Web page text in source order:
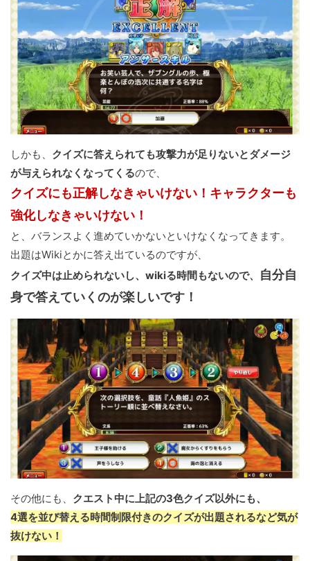
しかも、 クイズに答えられても攻撃力が足りないとダメージ
が与えられなくなってくるので、
クイズにも正解しなきゃいけない！キャラクターも
強化しなきゃいけない！
と、バランスよく進めていかないといけなくなってきます。
出題はWikiとかに答え出ているのですが、
クイズ中は止められないし、wikiる時間もないので、
自分自
身で答えていくのが楽しいです！
その他にも、 クエスト中に上記の3色クイズ以外にも、
4選を並び替える時間制限付きのクイズが出題されるなど気が
抜けない！